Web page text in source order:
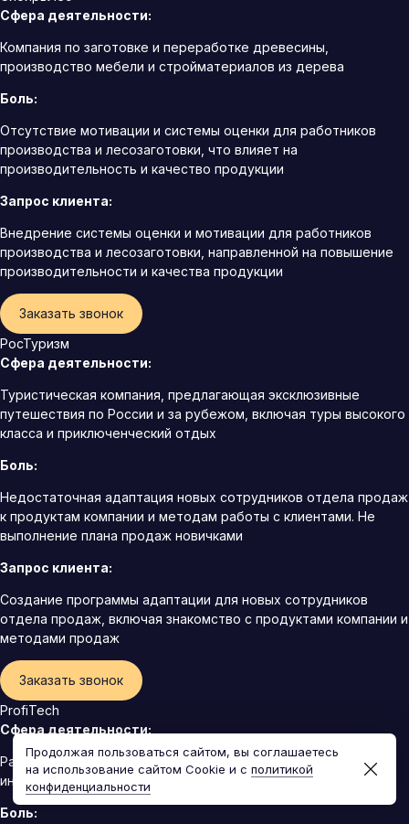
Сфера деятельности:
Компания по заготовке и переработке древесины,
производство мебели и стройматериалов из дерева
Боль:
Отсутствие мотивации и системы оценки для работников
производства и лесозаготовки, что влияет на
производительность и качество продукции
Запрос клиента:
Внедрение системы оценки и мотивации для работников
производства и лесозаготовки, направленной на повышение
производительности и качества продукции
Заказать звонок
РосТуризм
Сфера деятельности:
Туристическая компания, предлагающая эксклюзивные
путешествия по России и за рубежом, включая туры высокого
класса и приключенческий отдых
Боль:
Недостаточная адаптация новых сотрудников отдела продаж
к продуктам компании и методам работы с клиентами. Не
выполнение плана продаж новичками
Запрос клиента:
Создание программы адаптации для новых сотрудников
отдела продаж, включая знакомство с продуктами компании и
методами продаж
Заказать звонок
ProfiTech
Сфера деятельности:
Разработчик профессионального оборудования и
инструментов для строительства, ремонта и обслуживания
Боль:
Продолжая пользоваться сайтом, вы соглашаетесь
на использование сайтом Cookie и с политикой
конфиденциальности